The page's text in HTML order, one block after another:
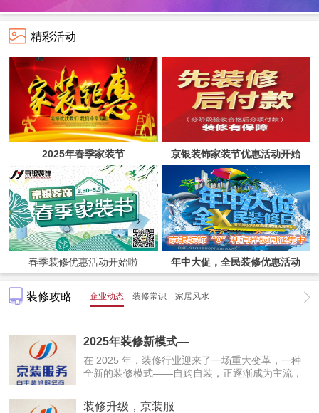
精彩活动
2025年春季家装节
京银装饰家装节优惠活动开始
啦！
春季装修优惠活动开始啦 年中大促，全民装修优惠活动
装修攻略 企业动态 装修常识 家居风水
2025年装修新模式—
在 2025 年，装修行业迎来了一场重大变革，一种
全新的装修模式——自购自装，正逐渐成为主流，
装修升级，京装服